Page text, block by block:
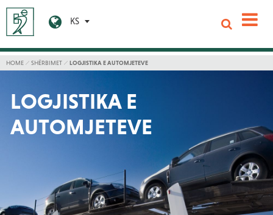
KS
HOME SHËRBIMET LOGJISTIKA E AUTOMJETEVE
LOGJISTIKA E
AUTOMJETEVE